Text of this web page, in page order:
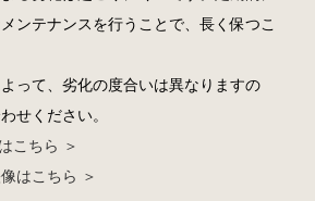
ンテナンスを行うことで、長く保つこ
って、劣化の度合いは異なりますの
せください。
こちら ＞
はこちら ＞